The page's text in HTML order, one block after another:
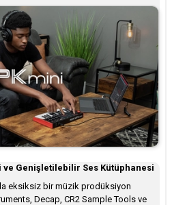
ve Genişletilebilir Ses Kütüphanesi
eksiksiz bir müzik prodüksiyon
Decap, CR2 Sample Tools ve